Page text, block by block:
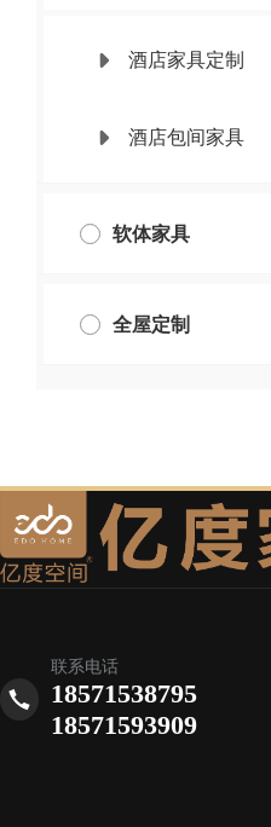
酒店家具定制
酒店包间家具
软体家具
全屋定制
联系电话
18571538795
18571593909